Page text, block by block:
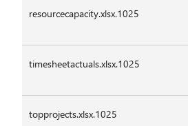
resourcecapacity.xlsx.1025
timesheetactuals.xlsx.1025
topprojects.xlsx.1025